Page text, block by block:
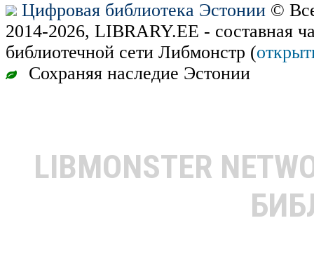
Цифровая библиотека Эстонии ©
2014-2026, LIBRARY.EE - составная
библиотечной сети Либмонстр (
Сохраняя наследие Эстонии
LIBMONSTER